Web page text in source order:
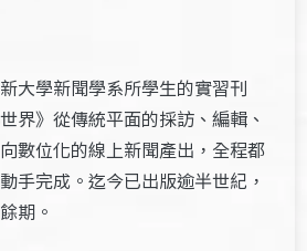
大學新聞學系所學生的實習刊
界》從傳統平面的採訪、編輯、
數位化的線上新聞產出，全程都
手完成。迄今已出版逾半世紀，
期。